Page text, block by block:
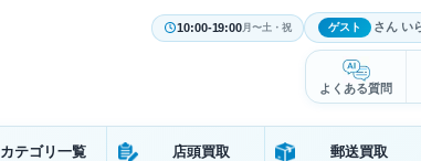
10:00-19:00月〜土・祝 ゲスト さん い
よくある質問
カテゴリ一覧 店頭買取 郵送買取